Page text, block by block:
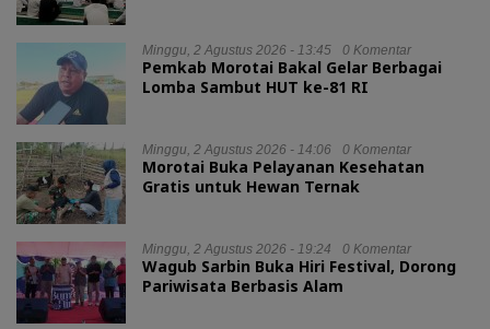
Minggu, 2 Agustus 2026 - 13:45 0 Komentar
Pemkab Morotai Bakal Gelar Berbagai
Lomba Sambut HUT ke-81 RI
Minggu, 2 Agustus 2026 - 14:06 0 Komentar
Morotai Buka Pelayanan Kesehatan
Gratis untuk Hewan Ternak
Minggu, 2 Agustus 2026 - 19:24 0 Komentar
Wagub Sarbin Buka Hiri Festival, Dorong
Pariwisata Berbasis Alam